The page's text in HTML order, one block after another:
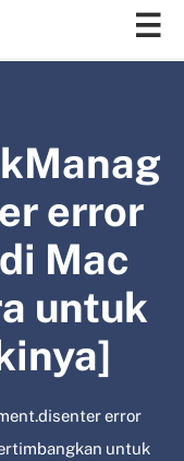
error
Mac
untuk
error
untuk